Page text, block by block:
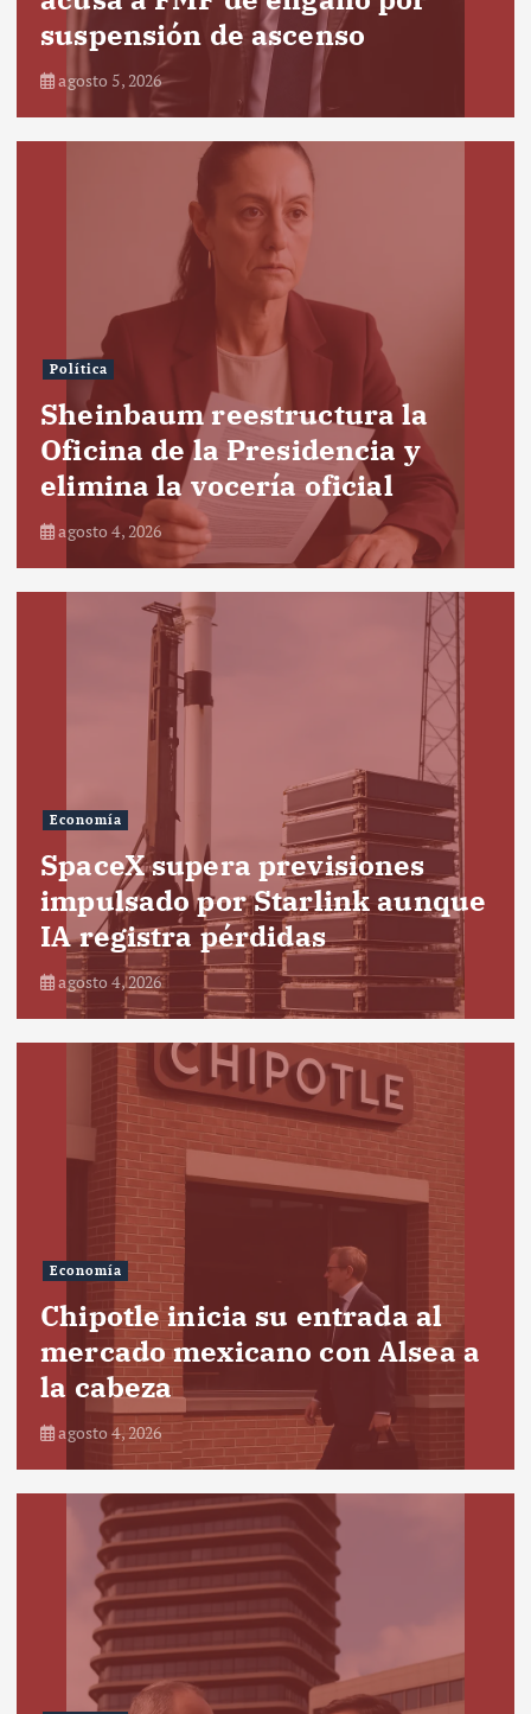
suspensión de ascenso
agosto 5, 2026
Política
Sheinbaum reestructura la
Oficina de la Presidencia y
elimina la vocería oficial
agosto 4, 2026
Economía
SpaceX supera previsiones
impulsado por Starlink aunque
IA registra pérdidas
agosto 4, 2026
Economía
Chipotle inicia su entrada al
mercado mexicano con Alsea a
la cabeza
agosto 4, 2026